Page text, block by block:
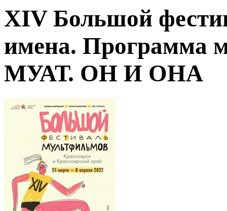
XIV ​Большой
имена. Программа
МУАТ. ОН И ОНА